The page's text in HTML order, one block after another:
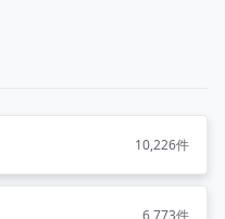
10,226件
6,773件